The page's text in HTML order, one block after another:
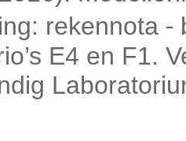
rekennota ‐
E4 en F1.